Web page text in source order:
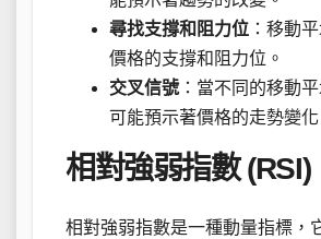
尋找支撐和阻力位 ：移動
價格的支撐和阻力位。
交叉信號 ：當不同的移動
可能預示著價格的走勢變化
相對強弱指數 (RSI)
相對強弱指數是一種動量指標，